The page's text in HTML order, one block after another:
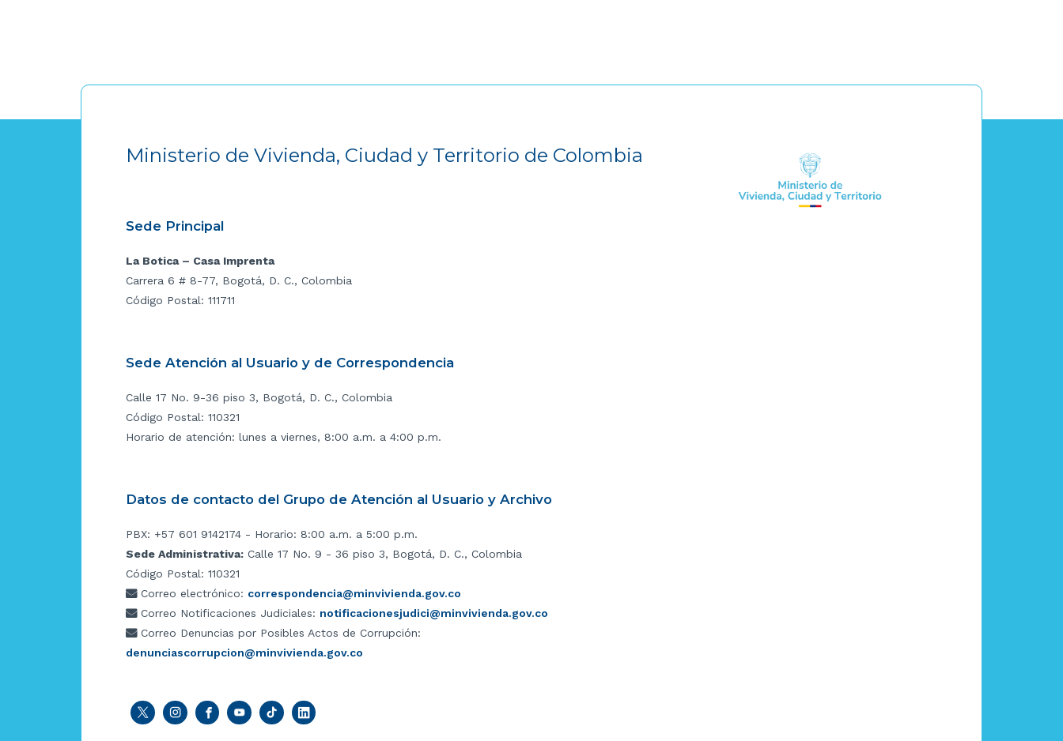
Ministerio de Vivienda, Ciudad y Territorio de Colombia
Sede Principal
La Botica – Casa Imprenta
Carrera 6 # 8-77, Bogotá, D. C., Colombia
Código Postal: 111711
Sede Atención al Usuario y de Correspondencia
Calle 17 No. 9-36 piso 3, Bogotá, D. C., Colombia
Código Postal: 110321
Horario de atención: lunes a viernes, 8:00 a.m. a 4:00 p.m.
Datos de contacto del Grupo de Atención al Usuario y Archivo
PBX: +57 601 9142174 - Horario: 8:00 a.m. a 5:00 p.m.
Sede Administrativa: Calle 17 No. 9 - 36 piso 3, Bogotá, D. C., Colombia
Código Postal: 110321
Correo electrónico: correspondencia@minvivienda.gov.co
Correo Notificaciones Judiciales: notificacionesjudici@minvivienda.gov.co
Correo Denuncias por Posibles Actos de Corrupción:
denunciascorrupcion@minvivienda.gov.co